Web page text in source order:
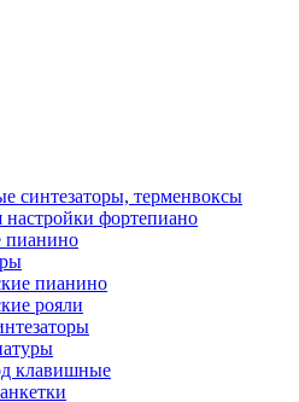
синтезаторы, терменвоксы
фортепиано
пианино
рояли
клавишные